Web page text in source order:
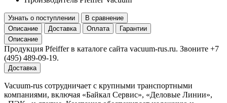
Узнать о поступлении
В сравнение
Описание
Доставка Оплата
Гарантии
Описание
Продукция Pfeiffer в каталоге сайта vacuum-rus.ru. Звоните +7
(495) 489-09-19.
Доставка
Vacuum-rus сотрудничает с крупными транспортными
компаниями, включая «Байкал Сервис», «Деловые Линии»,